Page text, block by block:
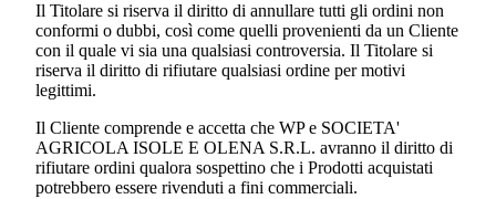
Il Titolare si riserva il diritto di annullare tutti gli ordini non
conformi o dubbi, così come quelli provenienti da un Cliente
con il quale vi sia una qualsiasi controversia. Il Titolare si
riserva il diritto di rifiutare qualsiasi ordine per motivi
legittimi.
Il Cliente comprende e accetta che WP e SOCIETA'
AGRICOLA ISOLE E OLENA S.R.L. avranno il diritto di
rifiutare ordini qualora sospettino che i Prodotti acquistati
potrebbero essere rivenduti a fini commerciali.